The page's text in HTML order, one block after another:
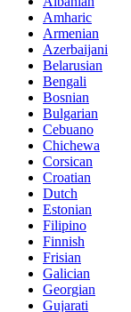
Amharic
Armenian
Azerbaijani
Belarusian
Bengali
Bosnian
Bulgarian
Cebuano
Chichewa
Corsican
Croatian
Dutch
Estonian
Filipino
Finnish
Frisian
Galician
Georgian
Gujarati